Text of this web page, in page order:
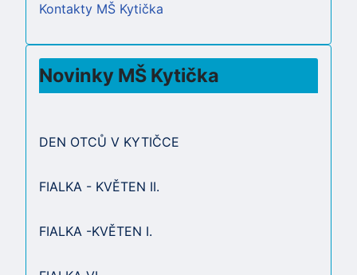
Kontakty MŠ Kytička
Novinky MŠ Kytička
DEN OTCŮ V KYTIČCE
FIALKA - KVĚTEN II.
FIALKA -KVĚTEN I.